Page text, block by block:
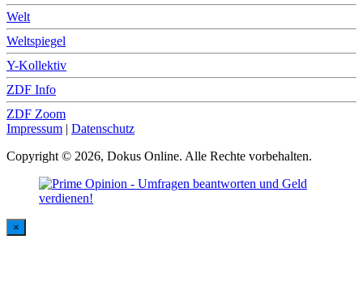
Welt
Weltspiegel
Y-Kollektiv
ZDF Info
ZDF Zoom
Impressum | Datenschutz
Copyright © 2026, Dokus Online. Alle Rechte vorbehalten.
×